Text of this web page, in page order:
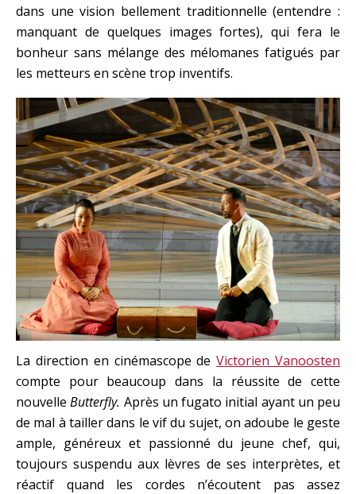
dans une vision bellement traditionnelle (entendre :
manquant de quelques images fortes), qui fera le
bonheur sans mélange des mélomanes fatigués par
les metteurs en scène trop inventifs.
La direction en cinémascope deVictorien Vanoosten
compte pour beaucoup dans la réussite de cette
nouvelleButterfly. Après un fugato initial ayant un peu
de mal à tailler dans le vif du sujet, on adoube le geste
ample, généreux et passionné du jeune chef, qui,
toujours suspendu aux lèvres de ses interprètes, et
réactif quand les cordes n’écoutent pas assez